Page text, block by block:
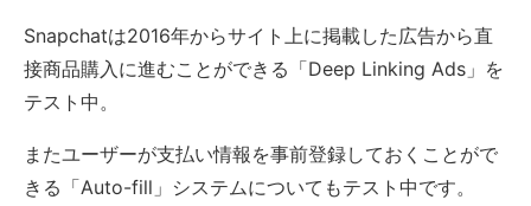
Snapchatは2016年からサイト上に掲載した広告から直
接商品購入に進むことができる「Deep Linking Ads」を
テスト中。
またユーザーが支払い情報を事前登録しておくことがで
きる「Auto-fill」システムについてもテスト中です。